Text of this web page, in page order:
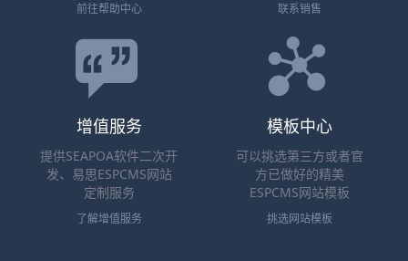
前往帮助中心 联系销售
增值服务
提供SEAPOA软件二次开
发、易思ESPCMS网站
定制服务
了解增值服务
模板中心
可以挑选第三方或者官
方已做好的精美
ESPCMS网站模板
挑选网站模板